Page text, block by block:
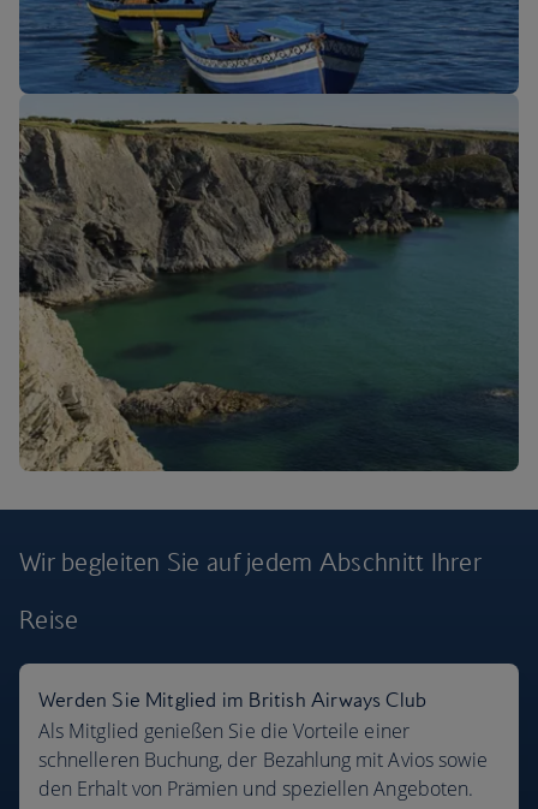
Neue Strecken
Flugziele
Wir begleiten Sie auf jedem Abschnitt Ihrer
Reise
Werden Sie Mitglied im British Airways Club
Als Mitglied genießen Sie die Vorteile einer
schnelleren Buchung, der Bezahlung mit Avios sowie
den Erhalt von Prämien und speziellen Angeboten.